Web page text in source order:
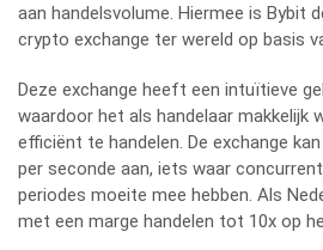
aan handelsvolume. Hiermee is Bybit
crypto exchange ter wereld op basis
Deze exchange heeft een intuïtieve
waardoor het als handelaar makkelijk
efficiënt te handelen. De exchange
per seconde aan, iets waar
periodes moeite mee hebben. Als
met een marge handelen tot 10x op